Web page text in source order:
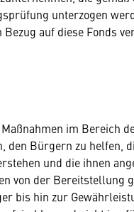
unterzogen
auf diese Fonds
im Bereich
Bürgern zu helfen,
und die ihnen
von der Bereitstellung
bis hin zur